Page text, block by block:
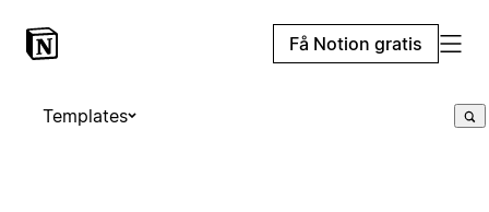
Få Notion gratis
Templates